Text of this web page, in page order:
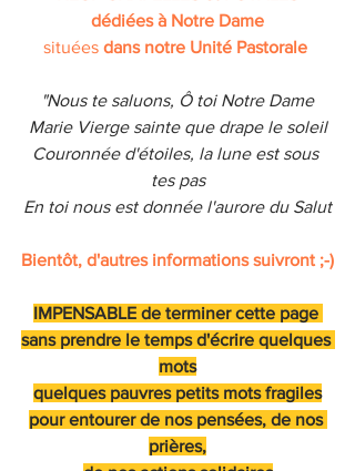
dédiées à Notre Dame
situées dans notre Unité Pastorale
"Nous te saluons, Ô toi Notre Dame
Marie Vierge sainte que drape le soleil
Couronnée d'étoiles, la lune est sous
tes pas
En toi nous est donnée l'aurore du Salut
Bientôt, d'autres informations suivront ;-)
IMPENSABLE de terminer cette page
sans prendre le temps d'écrire quelques
mots
quelques pauvres petits mots fragiles
pour entourer de nos pensées, de nos
prières,